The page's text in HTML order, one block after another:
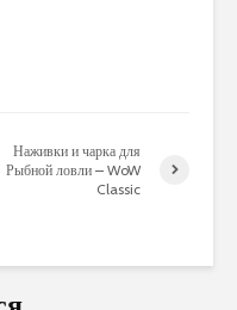
Наживки и чарка для
Рыбной ловли – WoW
Classic